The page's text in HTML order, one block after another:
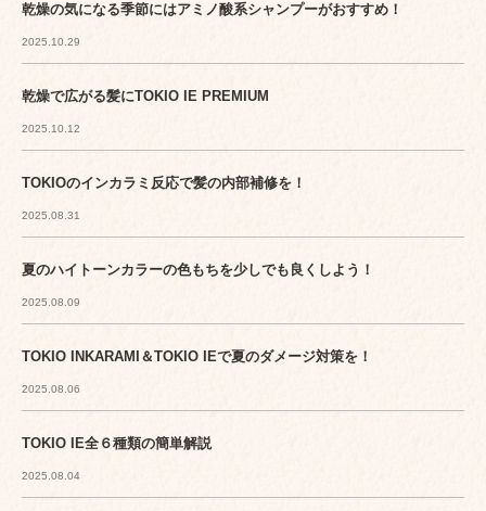
乾燥の気になる季節にはアミノ酸系シャンプーがおすすめ！
2025.10.29
乾燥で広がる髪にTOKIO IE PREMIUM
2025.10.12
TOKIOのインカラミ反応で髪の内部補修を！
2025.08.31
夏のハイトーンカラーの色もちを少しでも良くしよう！
2025.08.09
TOKIO INKARAMI＆TOKIO IEで夏のダメージ対策を！
2025.08.06
TOKIO IE全６種類の簡単解説
2025.08.04